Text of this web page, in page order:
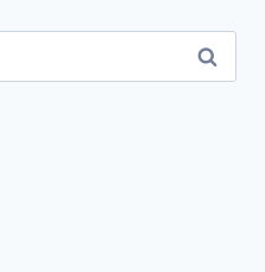
motorowodne